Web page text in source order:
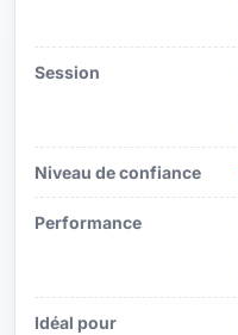
Session
Niveau de confiance
Performance
Idéal pour